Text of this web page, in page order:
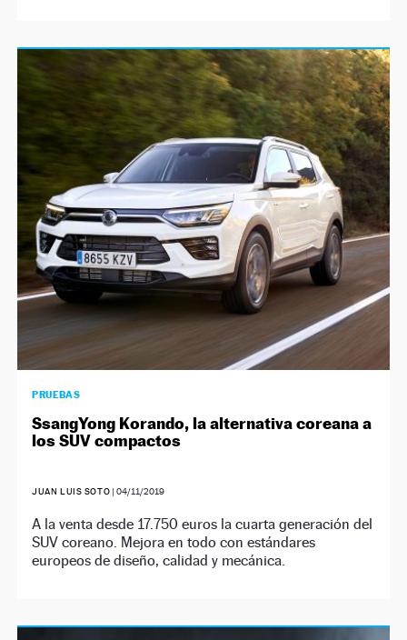
PRUEBAS
SsangYong Korando, la alternativa coreana a
los SUV compactos
JUAN LUIS SOTO |04/11/2019
A la venta desde 17.750 euros la cuarta generación del
SUV coreano. Mejora en todo con estándares
europeos de diseño, calidad y mecánica.